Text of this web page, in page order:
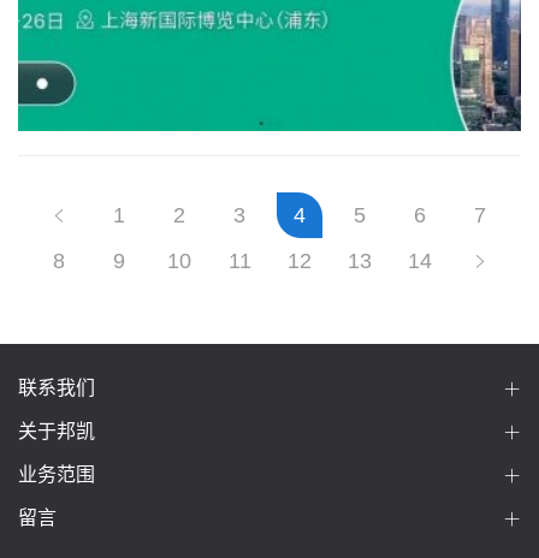
1 2 3 4 5 6
7
8
9 10 11 12 13 14
联系我们
关于邦凯
业务范围
留言